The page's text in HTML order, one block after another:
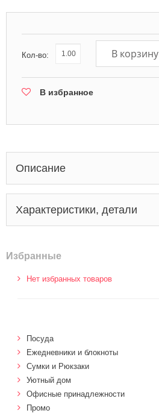
Кол-во: В корзину
В избранное
Описание
Характеристики, детали
Избранные
Нет избранных товаров
Посуда
Ежедневники и блокноты
Сумки и Рюкзаки
Уютный дом
Офисные принадлежности
Промо